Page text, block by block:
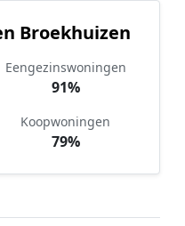
Broekhuizen
Eengezinswoningen
91%
Koopwoningen
79%